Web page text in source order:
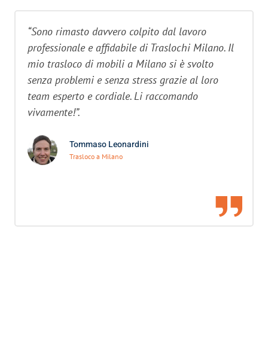
“Sono rimasto davvero colpito dal lavoro
professionale e affidabile di Traslochi Milano. Il
mio trasloco di mobili a Milano si è svolto
senza problemi e senza stress grazie al loro
team esperto e cordiale. Li raccomando
vivamente!”.
Tommaso Leonardini
Trasloco a Milano